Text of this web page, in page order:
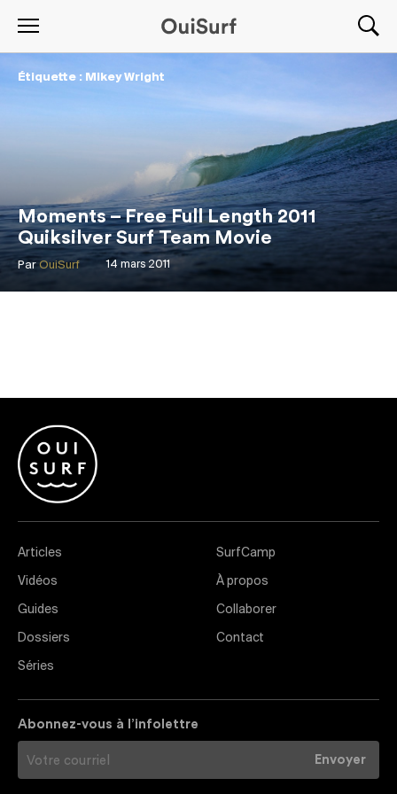
Étiquette : Mikey Wright
Moments – Free Full Length 2011
Quiksilver Surf Team Movie
14 mars 2011
Par OuiSurf
Articles
Vidéos
Guides
Dossiers
Séries
SurfCamp
À propos
Collaborer
Contact
Abonnez-vous à l’infolettre